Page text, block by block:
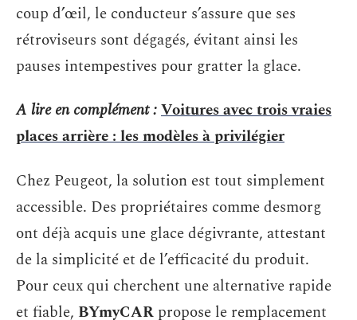
coup d’œil, le conducteur s’assure que ses
rétroviseurs sont dégagés, évitant ainsi les
pauses intempestives pour gratter la glace.
A lire en complément :Voitures avec trois vraies
places arrière : les modèles à privilégier
Chez Peugeot, la solution est tout simplement
accessible. Des propriétaires comme desmorg
ont déjà acquis une glace dégivrante, attestant
de la simplicité et de l’efficacité du produit.
Pour ceux qui cherchent une alternative rapide
et fiable, BYmyCAR propose le remplacement